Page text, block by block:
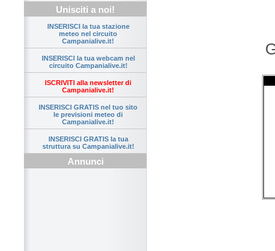
Unisciti a noi!
INSERISCI la tua stazione
meteo nel circuito
Campanialive.it!
INSERISCI la tua webcam nel
circuito Campanialive.it!
ISCRIVITI alla newsletter di
Campanialive.it!
INSERISCI GRATIS nel tuo sito
le previsioni meteo di
Campanialive.it!
INSERISCI GRATIS la tua
struttura su Campanialive.it!
Annunci